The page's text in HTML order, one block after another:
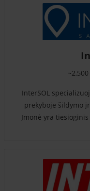
InterSOL
prekyboje šildymo
Įmonė yra